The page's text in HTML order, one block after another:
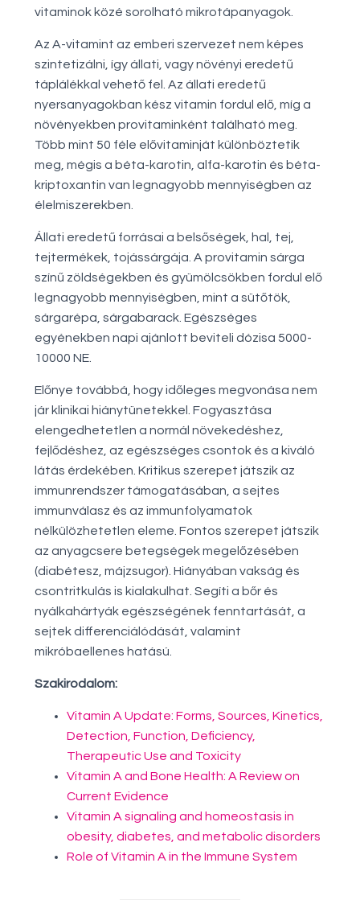
vitaminok közé sorolható mikrotápanyagok.
Az A-vitamint az emberi szervezet nem képes
szintetizálni, így állati, vagy növényi eredetű
táplálékkal vehető fel. Az állati eredetű
nyersanyagokban kész vitamin fordul elő, míg a
növényekben provitaminként található meg.
Több mint 50 féle elővitaminját különböztetik
meg, mégis a béta-karotin, alfa-karotin és béta-
kriptoxantin van legnagyobb mennyiségben az
élelmiszerekben.
Állati eredetű forrásai a belsőségek, hal, tej,
tejtermékek, tojássárgája. A provitamin sárga
színű zöldségekben és gyümölcsökben fordul elő
legnagyobb mennyiségben, mint a sütőtök,
sárgarépa, sárgabarack. Egészséges
egyénekben napi ajánlott beviteli dózisa 5000-
10000 NE.
Előnye továbbá, hogy időleges megvonása nem
jár klinikai hiánytünetekkel. Fogyasztása
elengedhetetlen a normál növekedéshez,
fejlődéshez, az egészséges csontok és a kiváló
látás érdekében. Kritikus szerepet játszik az
immunrendszer támogatásában, a sejtes
immunválasz és az immunfolyamatok
nélkülözhetetlen eleme. Fontos szerepet játszik
az anyagcsere betegségek megelőzésében
(diabétesz, májzsugor). Hiányában vakság és
csontritkulás is kialakulhat. Segíti a bőr és
nyálkahártyák egészségének fenntartását, a
sejtek differenciálódását, valamint
mikróbaellenes hatású.
Szakirodalom:
Vitamin A Update: Forms, Sources, Kinetics,
Detection, Function, Deficiency,
Therapeutic Use and Toxicity
Vitamin A and Bone Health: A Review on
Current Evidence
Vitamin A signaling and homeostasis in
obesity, diabetes, and metabolic disorders
Role of Vitamin A in the Immune System